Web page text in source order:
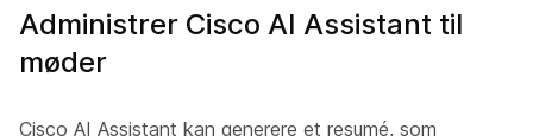
Administrer Cisco AI Assistant til
møder
Cisco AI Assistant kan generere et resumé, som